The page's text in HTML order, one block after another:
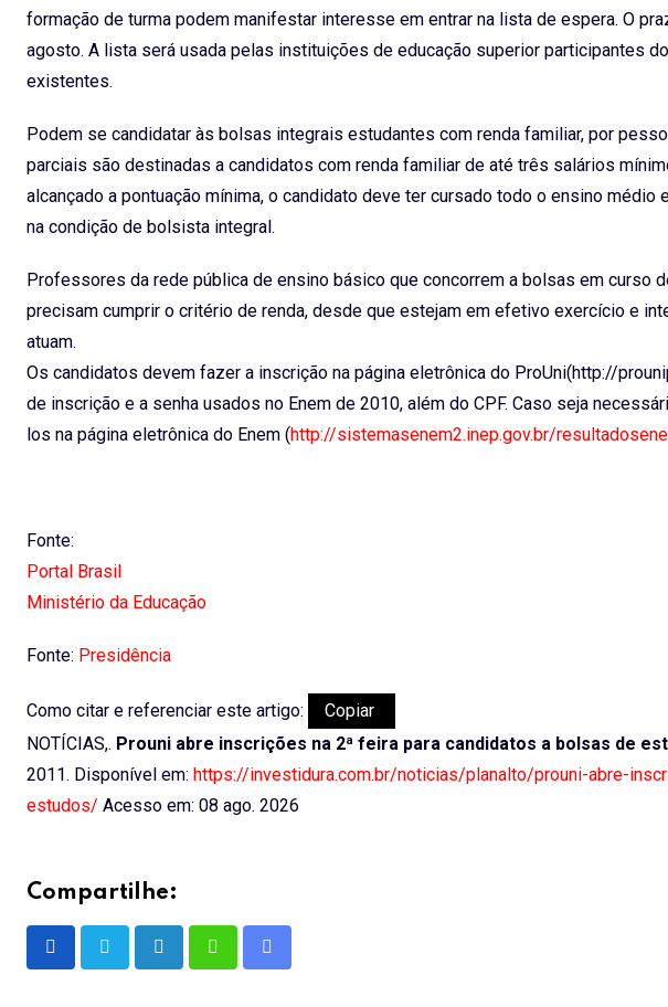
formação de turma podem manifestar interesse em entrar na lista de espera. O
agosto. A lista será usada pelas instituições de educação superior participantes
existentes.
Podem se candidatar às bolsas integrais estudantes com renda familiar, por
parciais são destinadas a candidatos com renda familiar de até três salários
alcançado a pontuação mínima, o candidato deve ter cursado todo o ensino
na condição de bolsista integral.
Professores da rede pública de ensino básico que concorrem a bolsas em curso
precisam cumprir o critério de renda, desde que estejam em efetivo exercício e
atuam.
Os candidatos devem fazer a inscrição na página eletrônica do ProUni(http://
de inscrição e a senha usados no Enem de 2010, além do CPF. Caso seja
los na página eletrônica do Enem (http://sistemasenem2.inep.gov.br/
Fonte:
Portal Brasil
Ministério da Educação
Fonte: Presidência
Como citar e referenciar este artigo:
Copiar
NOTÍCIAS,. Prouni abre inscrições na 2ª feira para candidatos a bolsas de
2011. Disponível em: https://investidura.com.br/noticias/planalto/prouni-abre-
estudos/ Acesso em: 08 ago. 2026
Compartilhe:
LinkedInWhatsappShare